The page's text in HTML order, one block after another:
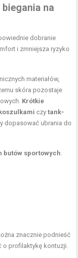
na
dobranie
i zmniejsza ryzyko
materiałów,
skóra pozostaje
Krótkie
czytank-
dopasować ubrania do
butów sportowych
znacznie podnieść
profilaktykę kontuzji.